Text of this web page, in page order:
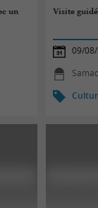
un
Visite
09/